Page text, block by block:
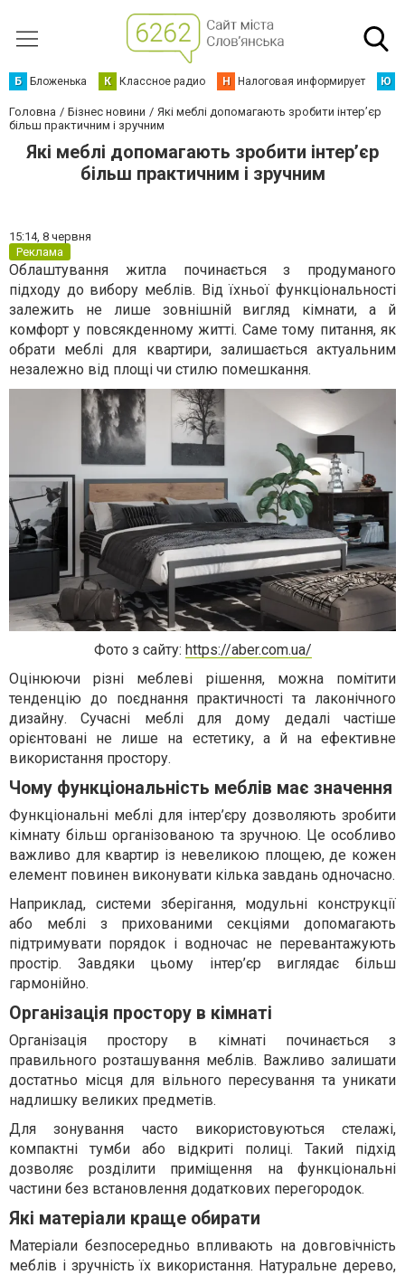
Б Бложенька К Классное радио Н Налоговая информирует Ю
Головна Бізнес новини
Які меблі допомагають зробити інтер’єр
більш практичним і зручним
Які меблі допомагають зробити інтер’єр
більш практичним і зручним
15:14, 8 червня
Реклама
Облаштування житла починається з продуманого
підходу до вибору меблів. Від їхньої функціональності
залежить не лише зовнішній вигляд кімнати, а й
комфорт у повсякденному житті. Саме тому питання, як
обрати меблі для квартири, залишається актуальним
незалежно від площі чи стилю помешкання.
Фото з сайту: https://aber.com.ua/
Оцінюючи різні меблеві рішення, можна помітити
тенденцію до поєднання практичності та лаконічного
дизайну. Сучасні меблі для дому дедалі частіше
орієнтовані не лише на естетику, а й на ефективне
використання простору.
Чому функціональність меблів має значення
Функціональні меблі для інтер’єру дозволяють зробити
кімнату більш організованою та зручною. Це особливо
важливо для квартир із невеликою площею, де кожен
елемент повинен виконувати кілька завдань одночасно.
Наприклад, системи зберігання, модульні конструкції
або меблі з прихованими секціями допомагають
підтримувати порядок і водночас не перевантажують
простір. Завдяки цьому інтер’єр виглядає більш
гармонійно.
Організація простору в кімнаті
Організація простору в кімнаті починається з
правильного розташування меблів. Важливо залишати
достатньо місця для вільного пересування та уникати
надлишку великих предметів.
Для зонування часто використовуються стелажі,
компактні тумби або відкриті полиці. Такий підхід
дозволяє розділити приміщення на функціональні
частини без встановлення додаткових перегородок.
Які матеріали краще обирати
Матеріали безпосередньо впливають на довговічність
меблів і зручність їх використання. Натуральне дерево,